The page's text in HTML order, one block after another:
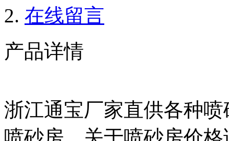
在线留言
产品详情
浙江通宝厂家直供各种